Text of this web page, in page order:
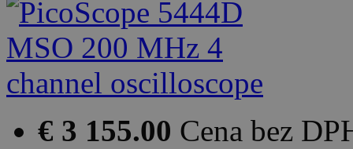
€ 3 155.00 Cena bez